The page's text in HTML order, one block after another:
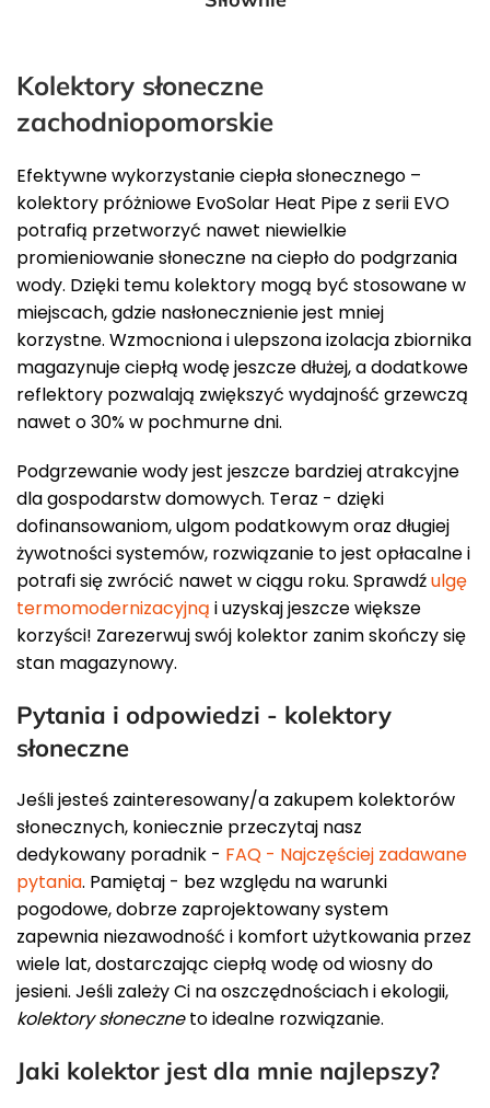
Kolektory słoneczne
zachodniopomorskie
Efektywne wykorzystanie ciepła słonecznego –
kolektory próżniowe EvoSolar Heat Pipe z serii EVO
potrafią przetworzyć nawet niewielkie
promieniowanie słoneczne na ciepło do podgrzania
wody. Dzięki temu kolektory mogą być stosowane w
miejscach, gdzie nasłonecznienie jest mniej
korzystne. Wzmocniona i ulepszona izolacja zbiornika
magazynuje ciepłą wodę jeszcze dłużej, a dodatkowe
reflektory pozwalają zwiększyć wydajność grzewczą
nawet o 30% w pochmurne dni.
Podgrzewanie wody jest jeszcze bardziej atrakcyjne
dla gospodarstw domowych. Teraz - dzięki
dofinansowaniom, ulgom podatkowym oraz długiej
żywotności systemów, rozwiązanie to jest opłacalne i
potrafi się zwrócić nawet w ciągu roku. Sprawdźulgę
termomodernizacyjną i uzyskaj jeszcze większe
korzyści! Zarezerwuj swój kolektor zanim skończy się
stan magazynowy.
Pytania i odpowiedzi - kolektory
słoneczne
Jeśli jesteś zainteresowany/a zakupem kolektorów
słonecznych, koniecznie przeczytaj nasz
dedykowany poradnik - FAQ - Najczęściej zadawane
pytania. Pamiętaj - bez względu na warunki
pogodowe, dobrze zaprojektowany system
zapewnia niezawodność i komfort użytkowania przez
wiele lat, dostarczając ciepłą wodę od wiosny do
jesieni. Jeśli zależy Ci na oszczędnościach i ekologii,
kolektory słoneczneto idealne rozwiązanie.
Jaki kolektor jest dla mnie najlepszy?